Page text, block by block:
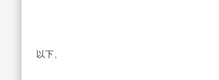
以下、